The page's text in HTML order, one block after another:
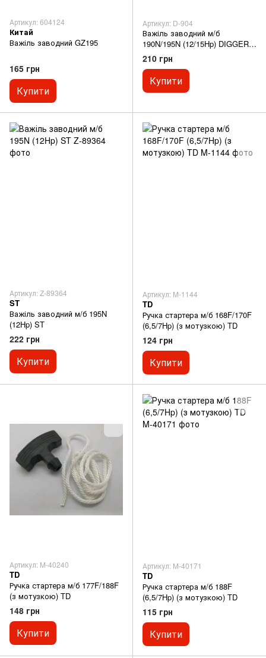
Артикул: 604124
Китай
Важіль заводний GZ195
165 грн
Купити
Артикул: D-904
Важіль заводний м/б
190N/195N (12/15Hp) DIGGER
(mod:A)
210 грн
Купити
Артикул: Z-89364
ST
Важіль заводний м/б 195N
(12Hp) ST
222 грн
Купити
Артикул: M-1144
TD
Ручка стартера м/б 168F/170F
(6,5/7Hp) (з мотузкою) TD
124 грн
Купити
Артикул: M-40240
TD
Ручка стартера м/б 177F/188F
(з мотузкою) TD
148 грн
Купити
Артикул: M-40171
TD
Ручка стартера м/б 188F
(6,5/7Hp) (з мотузкою) TD
115 грн
Купити